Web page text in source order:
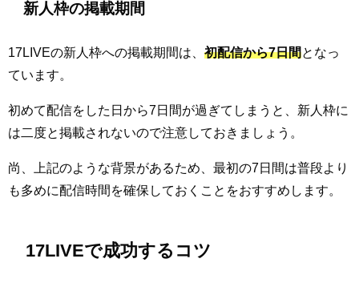
新人枠の掲載期間
17LIVEの新人枠への掲載期間は、 初配信から7日間となっ
ています。
初めて配信をした日から7日間が過ぎてしまうと、新人枠に
は二度と掲載されないので注意しておきましょう。
尚、上記のような背景があるため、最初の7日間は普段より
も多めに配信時間を確保しておくことをおすすめします。
17LIVEで成功するコツ